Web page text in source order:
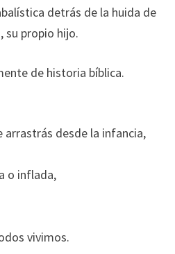
detrás de la huida de
su propio hijo.
de historia bíblica.
arrastrás desde la infancia,
o inflada,
vivimos.